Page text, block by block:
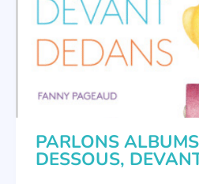
PARLONS
DESSOUS,